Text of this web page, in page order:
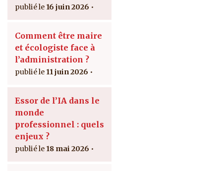
16 juin 2026
Comment être maire
et écologiste face à
l’administration ?
11 juin 2026
Essor de l’IA dans le
monde
professionnel : quels
enjeux ?
18 mai 2026